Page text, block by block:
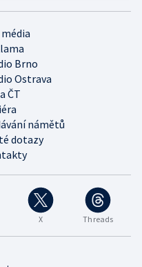
Brno
Ostrava
ČT
námětů
dotazy
X Threads